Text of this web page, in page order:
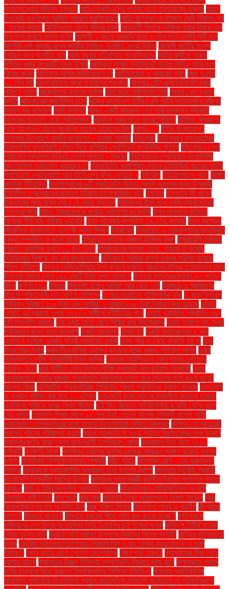
অ্যালোভেরার বিভিন্ন ব্যবহার আইএসআইএসের পতাকা হাতে যুক্তরাষ্ট্রে হামলা! আইন
উপদেষ্টা অধ্যাপক আসিফ নজরুল জানিয়েছেন আইনের শাসন না থাকলে কেউ নিরাপদ নয়
- তারেক রহমান আইপিএলে বেতন বৃদ্ধির চমক আওয়ামী লীগকে নিষিদ্ধ করার বিষয়ে এক
প্রশ্নের জবাবে মান্না বলেন আগামী ২ বছরে সরকারি খাতে ৫ লাখ নতুন চাকরি সৃষ্টি হবে
আগামী এক বছরের মধ্যে জাতীয় নির্বাচন অনুষ্ঠিত হওয়া উচিত আগামী জাতীয় সংসদ
নির্বাচন কবে অনুষ্ঠিত হবে আজ বুধবার সচিবালয়ে সাংবাদিকদের আটার রুটিকে আরও
পুষ্টিকর করার কয়েকটি সহজ উপায় আতিকুল সালাম ক্যান্টনমেন্ট থানায় লিখিত অভিযোগ
দায়ের করেন আতিকুল সালাম জানিয়েছেন যে আতিথেয়তা ও খাবারের স্বাদ আধ ঘণ্টায়
২০ লাখ হিট আন্তর্জাতিক মুদ্রা তহবিলের সতর্কতা আপনার ঠোঁট এক্সফোলিয়েট করার
পরিপূর্ণ গাইড আফ্রিদিকে বললেন তামিম আম দিয়ে পাটিসাপটা পিঠা আমরা কেন ভ্রমণ
করি? আমলাতন্ত্র রাজনীতির চাপে আমার বাংলাদেশ পার্টির (এবি পার্টি) সদস্যসচিব মজিবুর
রহমান মঞ্জু বলেছেন আমি ক্লান্ত আরও একটি কারখানা পেল পরিবেশবান্ধব স্বীকৃতি
আসকের উদ্বেগ: ঢাকা প্রতিবেদন" আসামে গরুর মাংস খাওয়া নিষিদ্ধ আসিফ নজরুলের
সঙ্গে অশোভন আচরণের জন্য তারেক রহমানের নিন্দা আহত ১". ইইউ বাংলাদেশের
সংস্কার উদ্যোগে সমর্থন জানালেন - হাদজা লাহবিব ইউক্রেন ইউক্রেনে যুক্তরাষ্ট্রের
প্রস্তাবিত যুদ্ধবিরতি চুক্তি নিয়ে রাশিয়ার প্রেসিডেন্ট ভ্লাদিমির পুতিনে ইউক্রেনে সেনা
পাঠানোর সম্ভাবনা উড়িয়ে দেননি কানাডা - ট্রুডো ইউক্রেনের প্রেসিডেন্ট ভলোদিমির
জেলেনস্কি অভিযোগ করেছেন যে ইউনাইটেড কমার্শিয়াল ব্যাংক (ইউসিবি) বছরের তৃতীয়
প্রান্তিকে শেয়ারপ্রতি আয় (ইপিএস) বৃদ্ধি পেয়েছে। ইউরোপ ইউরোপজুড়ে সাড়া ইঙ্গিত
ডাউনিং স্ট্রিটের" ইনস্টাগ্রামের ৬টি প্রাইভেসি ফিচার যেগুলি আপনার জন্য উপকারী
ইন্টার্নশিপ প্রোগ্রামের মাধ্যমে ভবিষ্যতের ক্যারিয়ার গঠন ইফতার ইফতারে কী খাবেন
ইফতারের সময় রাসুল (সা.) যে দোয়া পড়তেন ইয়ামালের বাঁকা পথে মেসি-ম্যারাডোনার
স্বপ্নের বাড়ি ইরান: ইসরায়েলকে কঠোর প্রতিশোধের হুমকি ইলন মাস্ককে ছাড়িয়ে
বিশ্বের শীর্ষ ধনী পরিবার ওয়ালটন ইলন মাস্কের সম্পত্তি ১৯.২% কমেছে ইলন মাস্কের
স্টারলিংক বাংলাদেশে এলে কী সুফল মিলবে ইসরায়েল ইসরায়েল ও হেজবুল্লাহর যুদ্ধবিরতি
চুক্তি সম্পর্কিত যা জানা যাচ্ছে ইসরায়েল মাইকে আজান নিষিদ্ধ করল ইসরায়েলি হামলায়
বৈরুতে আবাসিক ভবনে ১১ জন নিহত ইসরায়েলের সাবেক সেনা: 'গাজায় যা করেছি
উইন্ডিজের বিপক্ষে বড় হার বাংলাদেশের উড়িরচরে পরিবার কল্যাণকেন্দ্র পরিণত হয়েছে
পুলিশ ফাঁড়িতে উত্তর মেসিডোনিয়ায় নৈশ ক্লাবে ভয়াবহ আগুনের ঘটনায় হতাহতদের নিয়ে
উত্তরা ব্যাংক দেবে ১৪৫ কোটি টাকা নগদ লভ্যাংশ উত্তরা ব্যাংকের মুনাফা ৫০ শতাংশ
বৃদ্ধি উত্তীর্ণ ৮৩ উদ্ধার উপদেষ্টা হাসান আরিফ আর বেঁচে নেই উরুগুয়ে ও ব্রাজিলের
বিপক্ষে শক্তিশালী দল ঘোষণা মেসিদের এ আর রহমানের পারিশ্রমিক কত এ বছর ফিতরার
সর্বনিম্ন পরিমাণ ১১০ টাকা এবং সর্বোচ্চ ২ হাজার ৮০৫ টাকা নির্ধারণ করা হয়েছে এআই
এআই এর প্রভাব: গুগল ৩০০০০ কর্মীকে ছাঁটাইয়ের পথে এআই প্রযুক্তি সম্বলিত নতুন
দুটি ল্যাপটপ বাজারে এক ম্যাচ হাতে রেখে সিরিজ জয় টাইগারদের একই অ্যাপে সব সেবা:
পর্যটকদের জন্য নতুন উদ্যোগ একটি আন্দোলন একটি বই একটি বার্গারের দাম ৫ লাখ
একদিনে সর্বোচ্চ ওমরাহ যাত্রী প্রবাহের রেকর্ড এখন আর না খেয়ে থাকতে হয় না এবং
তারুণ্যের দ্রোহ এবার চীন-রাশিয়া থেকেও ছড়ানো হচ্ছে গুজব: শফিকুল আলম এবার
পাকিস্তানে শহীদ বুদ্ধিজীবী দিবস পালিত এবারের আইপিএলে কোন দলের নেতৃত্বে
আছেন কে?. এবি পার্টিতে যোগ দিলেন বিশিষ্ট ব্যবসায়ী আবু রাইয়ান আশয়ারী এয়ার
অ্যাম্বুলেন্সে ঢাকার হজরত শাহজালাল বিমানবন্দর ত্যাগ করে লন্ডনের পথে রওনা হলেন
খালেদা জিয়া এশিয়াটিক ল্যাবরেটরিজ লিমিটেড প্রথম প্রান্তিকে মুনাফা করেছে এসএসসি
ও সমমান পরীক্ষা শুরু হবে ১০ এপ্রিল এসএসসি ফরম পূরণের সময়সীমা বাড়ানো হয়েছে
এ্যানিকে পাঠানো হচ্ছে বিশ্ব সাঁতারে ওই দিন বিকেলে অলিউল্লাহকে বাড়ি থেকে তুলে
নেয় পুলিশ ওয়ালটন ফ্রিজ কিনে ২০ লাখ টাকা পেলেন কলেজ শিক্ষার্থী রাশেদ আলী
ওয়াশিংটনে হেলিকপ্টারের সঙ্গে সংঘর্ষে উড়োজাহাজ নদীতে বিধ্বস্ত কমিশন দেশের চারটি
প্রদেশ গঠনের পরিকল্পনা করছে কয়লা আমদানি না হওয়া পর্যন্ত বিদ্যুৎকেন্দ্র বন্ধ থাকবে
কয়লাসঙ্কটের কারণে বন্ধ মহেশখালী তাপবিদ্যুৎ কেন্দ্র করমজলে তিন দিনে ৭৫০০
দর্শনার্থী কর্ণফুলী টানেল কলসিন্দুর গ্রামের অদম্য মেয়েরা আবারও প্রমাণ করেছে তাদের
দক্ষতা কলাম্বিয়া বিশ্ববিদ্যালয়ের শিক্ষার্থী কাঁচা মরিচে কানপাকা রোগ - এক গুরুত্বপুর্ণ
সমস্যা কানাডাকে যুক্তরাষ্ট্রের অঙ্গরাজ্য হতে বললেন ট্রাম্প কানাডায় নিখোঁজ প্রবাসী
বাংলাদেশি শিক্ষার্থীর মরদেহ উদ্ধার কানাডার প্রধানমন্ত্রী জাস্টিন ট্রুডো পদত্যাগ করতে
যাচ্ছেন কান্ট ও হিউমের দর্শনে গাজালির প্রভাব কাভার্ডভ্যান-মোটরসাইকেল সংঘর্ষে
ছাত্রদল কর্মী নিহত কার ক্ষতি কার লাভ কারিগরি শিক্ষা অধিদপ্তরে বিশাল নিয়োগ কিছু
অধিনায়কত্বের নাম অনুমিত ছিল কিছু ইঙ্গিত মিলছে কিডনিতে পাথর ও করণীয় কী আছে
তাতে? কীভাবে খাবেন? কীভাবে বুঝবেন শীতে পানি কম খাওয়া হচ্ছে? কুড়িগ্রামে
দরিদ্রদের চাল বিতরণের তালিকা নিয়ে বিএনপির দুই পক্ষের সংঘর্ষ কুমিল্লা সিটির সাবেক
মেয়র সূচনার জমি কুয়েটে ভর্তি পরীক্ষা উপলক্ষে বিমানের বিশেষ ফ্লাইট কৃত্রিম বুদ্ধিমত্তা
কৃষক কেন্দ্রীয় ব্যাংকের নির্দেশনায় ট্রেজারি বিল ও বন্ড কেনায় ব্যাংকের ফি ও চার্জ
নির্ধারণ" কোন কথায় রেগে গেলেন জেলেনস্কি কোন পক্ষ হারল? ক্যানসারের টিকা নিয়ে
আশার আলো ক্যান্সারের বিকল্প চিকিৎসা পদ্ধতিগুলি কীভাবে কাজ করে ক্লাসরুমে প্রথম
বর্ষের ছাত্রকে বিয়ে করলেন বিশ্ববিদ্যালয় শিক্ষিকা (ভিডিও) ক্ষমতার প্রাতিষ্ঠানিক
ভারসাম্য প্রতিষ্ঠায় বিএনপিসহ প্রধান রাজনৈতিক দলগুলো সংবিধানে যে পরিবর্তনগুলো